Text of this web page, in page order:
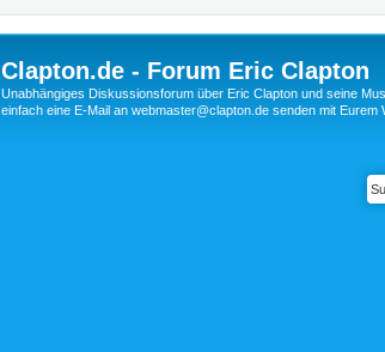
Clapton.de - Forum Eric Clapton
Unabhängiges Diskussionsforum über Eric Clapton und seine
einfach eine E-Mail an webmaster@clapton.de senden mit Eurem